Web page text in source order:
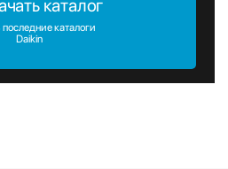
каталог
каталоги
Daikin